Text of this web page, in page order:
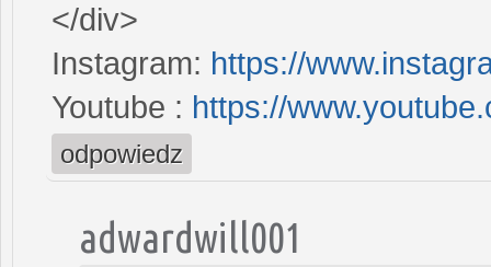
</div>
Instagram: https://
Youtube : https://
odpowiedz
adwardwill001